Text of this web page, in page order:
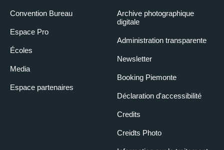
Convention Bureau
Espace Pro
Écoles
Media
Espace partenaires
Archive photographique
digitale
Administration transparente
Newsletter
Booking Piemonte
Déclaration d'accessibilité
Credits
Creidts Photo